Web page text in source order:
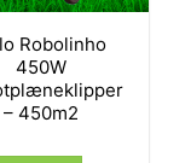
Robolinho
450W
– 450m2